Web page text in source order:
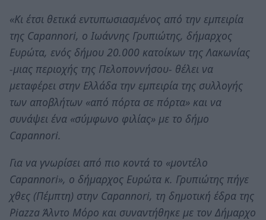
«Κι έτσι θετικά εντυπωσιασμένος από την εμπειρία
της Capannori, ο Ιωάννης Γρυπιώτης, δήμαρχος
Ευρώτα, ενός δήμου 20.000 κατοίκων της Λακωνίας
-μιας περιοχής της Πελοποννήσου- θέλει να
μεταφέρει στην Ελλάδα την εμπειρία της συλλογής
των αποβλήτων «από πόρτα σε πόρτα» και να
συνάψει ένα «σύμφωνο φιλίας» με το δήμο
Capannori.
Για να γνωρίσει από πιο κοντά το «μοντέλο
Capannori», ο δήμαρχος Ευρώτα κ. Γρυπιώτης πήγε
χθες (Πέμπτη) στην Capannori, τη δημοτική έδρα της
Piazza Άλντο Μόρο και συναντήθηκε με τον Δήμαρχο